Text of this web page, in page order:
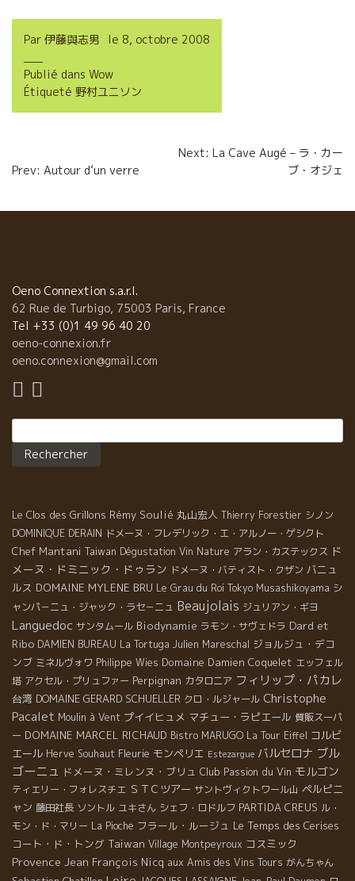
c
b
o
k
i
t
e
a
r
g
Par 伊藤與志男 le 8, octobre 2008
Publié dans Wow
Étiqueté 野村ユニソン
Navigation
de
l’article
Prev: Autour d’un verre
Next: La Cave Augé – ラ・カー
ブ・オジェ
Oeno Connextion s.a.r.l.
62 Rue de Turbigo, 75003 Paris, France
Tel +33 (0)1 49 96 40 20
oeno-connexion.fr
oeno.connexion@gmail.com
Le Clos des Grillons Rémy Soulié 丸山宏人 Thierry Forestier シノン
DOMINIQUE DERAIN ドメーヌ・フレデリック・エ・アルノー・ゲシクト
Chef Mantani Taiwan Dégustation Vin Nature アラン・カステックス ド
メーヌ・ドミニック・ドゥラン ドメーヌ・バティスト・クザン バニュ
ルス DOMAINE MYLENE BRU Le Grau du Roi Tokyo Musashikoyama シ
ャンパ－ニュ・ジャック・ラセ－ニュ Beaujolais ジュリアン・ギヨ
Languedoc サンタムール Biodynamie ラモン・サヴェドラ Dard et
Ribo DAMIEN BUREAU La Tortuga Julien Mareschal ジョルジュ・デコ
ンブ ミネルヴォワ Philippe Wies Domaine Damien Coquelet エッフェル
塔 アクセル・プリュファー Perpignan カタロニア フィリップ・パカレ
台湾 DOMAINE GERARD SCHUELLER クロ・ルジャール Christophe
Pacalet Moulin à Vent プイイヒュメ マチュー・ラピエール 質販スーパ
ー DOMAINE MARCEL RICHAUD Bistro MARUGO La Tour Eiffel コルビ
エール Herve Souhaut Fleurie モンペリエ Estezargue バルセロナ ブル
ゴーニュ ドメーヌ・ミレンヌ・ブリュ Club Passion du Vin モルゴン
ティエリー・フォレスチエ ＳＴＣツアー サントヴィクトワール山 ペルピニ
ャン 藤田社長 ソントル ユキさん シェフ・ロドルフ PARTIDA CREUS ル・
モン・ド・マリー La Pioche フラール・ルージュ Le Temps des Cerises
コート・ド・トング Taiwan Village Montpeyroux コスミック
Provence Jean François Nicq aux Amis des Vins Tours がんちゃん